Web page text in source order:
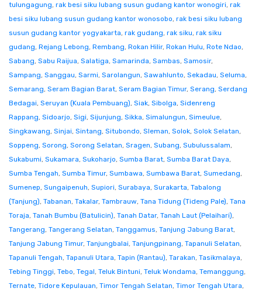
tulungagung, rak besi siku lubang susun gudang kantor wonogiri, rak
besi siku lubang susun gudang kantor wonosobo, rak besi siku lubang
susun gudang kantor yogyakarta, rak gudang, rak siku, rak siku
gudang, Rejang Lebong, Rembang, Rokan Hilir, Rokan Hulu, Rote Ndao,
Sabang, Sabu Raijua, Salatiga, Samarinda, Sambas, Samosir,
Sampang, Sanggau, Sarmi, Sarolangun, Sawahlunto, Sekadau, Seluma,
Semarang, Seram Bagian Barat, Seram Bagian Timur, Serang, Serdang
Bedagai, Seruyan (Kuala Pembuang), Siak, Sibolga, Sidenreng
Rappang, Sidoarjo, Sigi, Sijunjung, Sikka, Simalungun, Simeulue,
Singkawang, Sinjai, Sintang, Situbondo, Sleman, Solok, Solok Selatan,
Soppeng, Sorong, Sorong Selatan, Sragen, Subang, Subulussalam,
Sukabumi, Sukamara, Sukoharjo, Sumba Barat, Sumba Barat Daya,
Sumba Tengah, Sumba Timur, Sumbawa, Sumbawa Barat, Sumedang,
Sumenep, Sungaipenuh, Supiori, Surabaya, Surakarta, Tabalong
(Tanjung), Tabanan, Takalar, Tambrauw, Tana Tidung (Tideng Pale), Tana
Toraja, Tanah Bumbu (Batulicin), Tanah Datar, Tanah Laut (Pelaihari),
Tangerang, Tangerang Selatan, Tanggamus, Tanjung Jabung Barat,
Tanjung Jabung Timur, Tanjungbalai, Tanjungpinang, Tapanuli Selatan,
Tapanuli Tengah, Tapanuli Utara, Tapin (Rantau), Tarakan, Tasikmalaya,
Tebing Tinggi, Tebo, Tegal, Teluk Bintuni, Teluk Wondama, Temanggung,
Ternate, Tidore Kepulauan, Timor Tengah Selatan, Timor Tengah Utara,